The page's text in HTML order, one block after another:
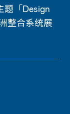
题「Design
整合系统展